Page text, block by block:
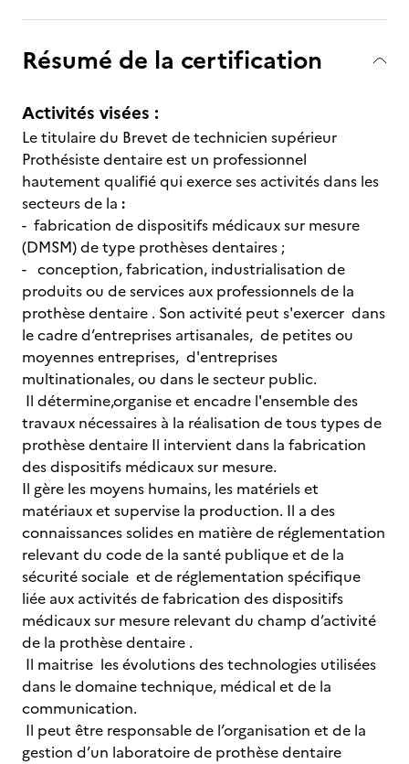
Résumé de la certification
Activités visées :
Le titulaire du Brevet de technicien supérieur
Prothésiste dentaire est un professionnel
hautement qualifié qui exerce ses activités dans les
secteurs de la :
- fabrication de dispositifs médicaux sur mesure
(DMSM) de type prothèses dentaires ;
- conception, fabrication, industrialisation de
produits ou de services aux professionnels de la
prothèse dentaire . Son activité peut s'exercer dans
le cadre d’entreprises artisanales, de petites ou
moyennes entreprises, d'entreprises
multinationales, ou dans le secteur public.
Il détermine,organise et encadre l'ensemble des
travaux nécessaires à la réalisation de tous types de
prothèse dentaire Il intervient dans la fabrication
des dispositifs médicaux sur mesure.
Il gère les moyens humains, les matériels et
matériaux et supervise la production. Il a des
connaissances solides en matière de réglementation
relevant du code de la santé publique et de la
sécurité sociale et de réglementation spécifique
liée aux activités de fabrication des dispositifs
médicaux sur mesure relevant du champ d’activité
de la prothèse dentaire .
Il maitrise les évolutions des technologies utilisées
dans le domaine technique, médical et de la
communication.
Il peut être responsable de l’organisation et de la
gestion d’un laboratoire de prothèse dentaire